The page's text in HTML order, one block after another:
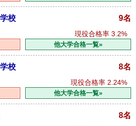
校 9名
現役合格率 3.2%
他大学合格一覧»
校 8名
現役合格率 2.24%
他大学合格一覧»
8名